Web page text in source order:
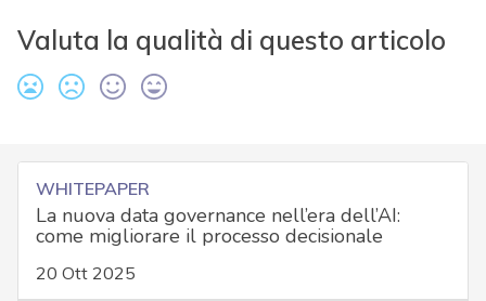
Valuta la qualità di questo articolo
WHITEPAPER
La nuova data governance nell’era dell’AI:
come migliorare il processo decisionale
20 Ott 2025